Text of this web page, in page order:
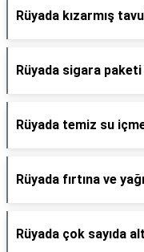
Rüyada kızarmış
Rüyada sigara
Rüyada temiz su
Rüyada fırtına ve
Rüyada çok sayıda